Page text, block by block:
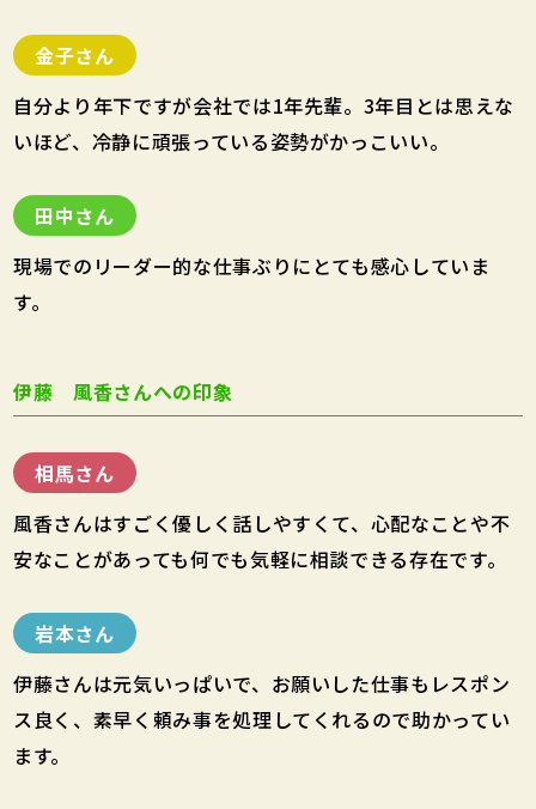
金子さん
自分より年下ですが会社では1年先輩。3年目とは思えな
いほど、冷静に頑張っている姿勢がかっこいい。
田中さん
現場でのリーダー的な仕事ぶりにとても感心していま
す。
伊藤 風香さんへの印象
相馬さん
風香さんはすごく優しく話しやすくて、心配なことや不
安なことがあっても何でも気軽に相談できる存在です。
岩本さん
伊藤さんは元気いっぱいで、お願いした仕事もレスポン
ス良く、素早く頼み事を処理してくれるので助かってい
ます。